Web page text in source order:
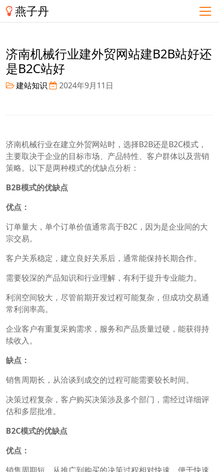
燕子丹
济南机械行业建外贸网站建B2B站好还
是B2C站好
建站知识 2024年9月11日
济南机械行业在建立外贸网站时，选择B2B还是B2C模式，
主要取决于企业的目标市场、产品特性、客户群体以及营销
策略。以下是两种模式的优缺点分析：
B2B模式的优缺点
优点：
订单量大，单个订单价值通常高于B2C，因为是企业间的大
宗交易。
客户关系稳定，建立良好关系后，通常能保持长期合作。
需要较深的产品知识和行业理解，有利于提升专业能力。
利润空间较大，尽管前期开发过程可能复杂，但成功交易通
常利润率高。
企业客户有重复采购需求，服务和产品质量过硬，能获得持
续收入。
缺点：
销售周期长，从洽谈到成交的过程可能需要较长时间。
决策过程复杂，客户购买决策涉及多个部门，需经过详细评
估和多层批准。
B2C模式的优缺点
优点：